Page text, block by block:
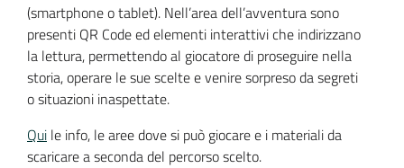
(smartphone o tablet). Nell’area dell’avventura sono
presenti QR Code ed elementi interattivi che indirizzano
la lettura, permettendo al giocatore di proseguire nella
storia, operare le sue scelte e venire sorpreso da segreti
o situazioni inaspettate.
Qui le info, le aree dove si può giocare e i materiali da
scaricare a seconda del percorso scelto.